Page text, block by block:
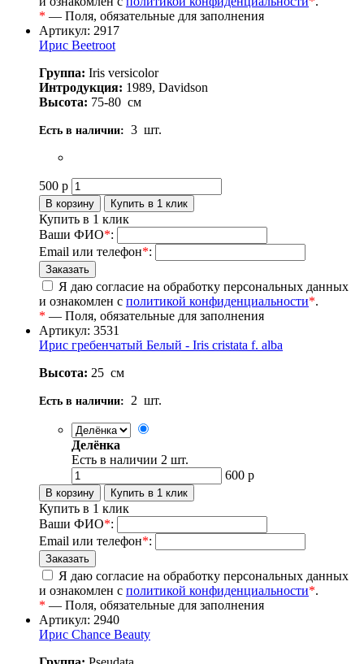
* — Поля, обязательные для заполнения
Артикул: 2917
Ирис Beetroot
Группа: Iris versicolor
Интродукция: 1989, Davidson
Высота: 75-80 см
Есть в наличии: 3 шт.
500 р
Купить в 1 клик
Ваши ФИО*:
Email или телефон*:
Я даю согласие на обработку персональных данных
и ознакомлен с политикой конфиденциальности*.
* — Поля, обязательные для заполнения
Артикул: 3531
Ирис гребенчатый Белый - Iris cristata f. alba
Высота: 25 см
Есть в наличии: 2 шт.
Делёнка
Есть в наличии 2 шт.
600 р
Купить в 1 клик
Ваши ФИО*:
Email или телефон*:
Я даю согласие на обработку персональных данных
и ознакомлен с политикой конфиденциальности*.
* — Поля, обязательные для заполнения
Артикул: 2940
Ирис Chance Beauty